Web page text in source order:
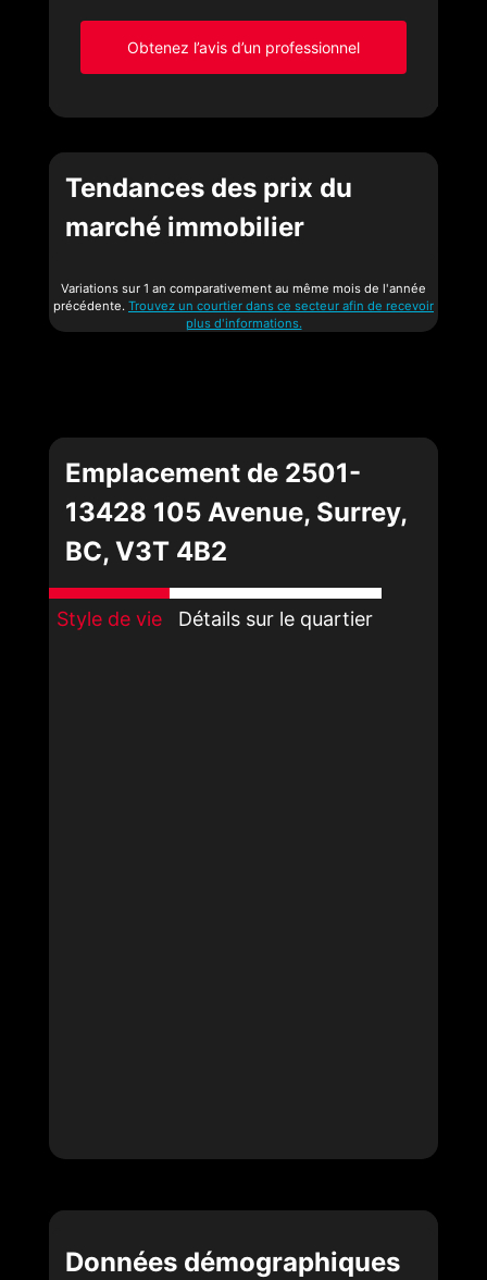
Obtenez l’avis d’un professionnel
Tendances des prix du
marché immobilier
Variations sur 1 an comparativement au même mois de l'année
précédente. Trouvez un courtier dans ce secteur afin de recevoir
plus d'informations.
Emplacement de 2501-
13428 105 Avenue, Surrey,
BC, V3T 4B2
Style de vie Détails sur le quartier
Données démographiques